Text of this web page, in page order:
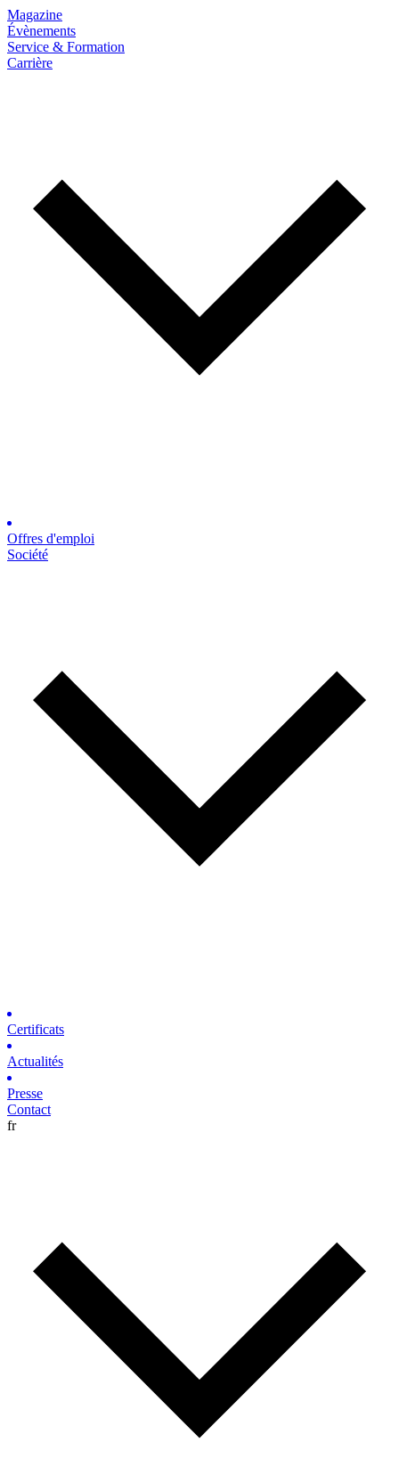
Magazine
Évènements
Service & Formation
Carrière
Offres d'emploi
Société
Certificats
Actualités
Presse
Contact
fr